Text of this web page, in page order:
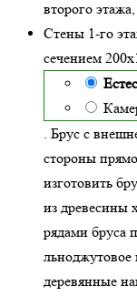
второго
Стены 1-го
сечением
. Брус с
стороны
изготовить
из древесины
рядами бруса
деревянные